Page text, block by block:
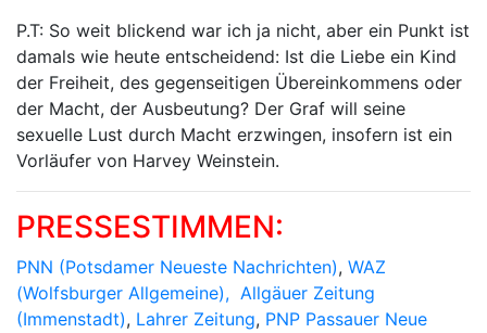
P.T: So weit blickend war ich ja nicht, aber ein Punkt ist
damals wie heute entscheidend: Ist die Liebe ein Kind
der Freiheit, des gegenseitigen Übereinkommens oder
der Macht, der Ausbeutung? Der Graf will seine
sexuelle Lust durch Macht erzwingen, insofern ist ein
Vorläufer von Harvey Weinstein.
PRESSESTIMMEN:
PNN (Potsdamer Neueste Nachrichten), WAZ
(Wolfsburger Allgemeine), Allgäuer Zeitung
(Immenstadt), Lahrer Zeitung, PNP Passauer Neue